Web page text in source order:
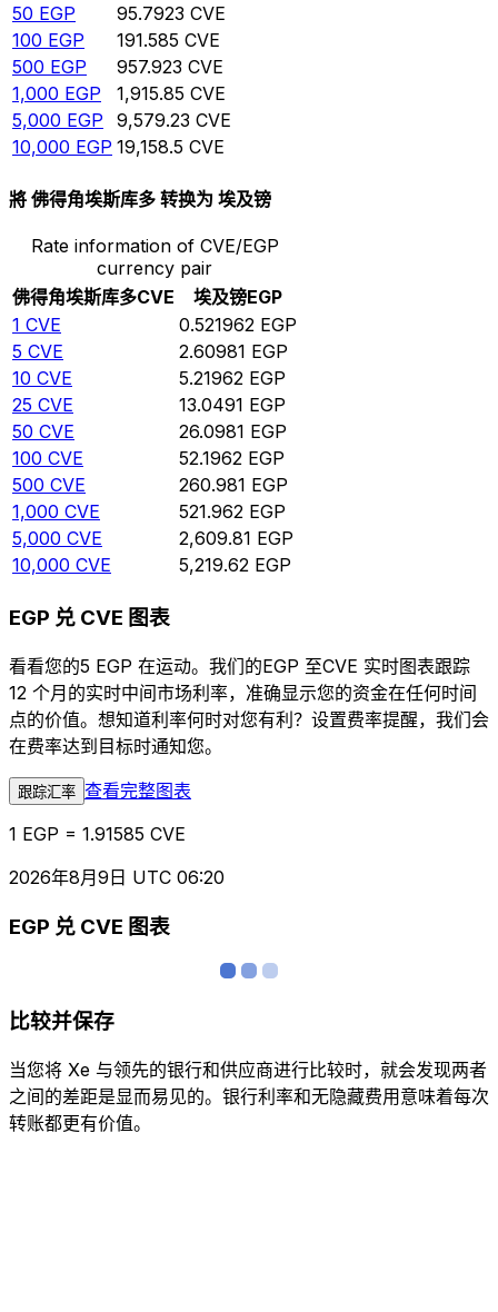
50 EGP 95.7923 CVE
100 EGP 191.585 CVE
500 EGP 957.923 CVE
1,000 EGP 1,915.85 CVE
5,000 EGP 9,579.23 CVE
10,000 EGP 19,158.5 CVE
將 佛得角埃斯库多 转换为 埃及镑
Rate information of CVE/EGP
currency pair
佛得角埃斯库多CVE 埃及镑EGP
1 CVE 0.521962 EGP
5 CVE 2.60981 EGP
10 CVE 5.21962 EGP
25 CVE 13.0491 EGP
50 CVE 26.0981 EGP
100 CVE 52.1962 EGP
500 CVE 260.981 EGP
1,000 CVE 521.962 EGP
5,000 CVE 2,609.81 EGP
10,000 CVE 5,219.62 EGP
EGP 兑 CVE 图表
看看您的5 EGP 在运动。我们的EGP 至CVE 实时图表跟踪
12 个月的实时中间市场利率，准确显示您的资金在任何时间
点的价值。想知道利率何时对您有利？设置费率提醒，我们会
在费率达到目标时通知您。
跟踪汇率 查看完整图表
1 EGP = 1.91585 CVE
2026年8月9日 UTC 06:20
EGP 兑 CVE 图表
比较并保存
当您将 Xe 与领先的银行和供应商进行比较时，就会发现两者
之间的差距是显而易见的。银行利率和无隐藏费用意味着每次
转账都更有价值。